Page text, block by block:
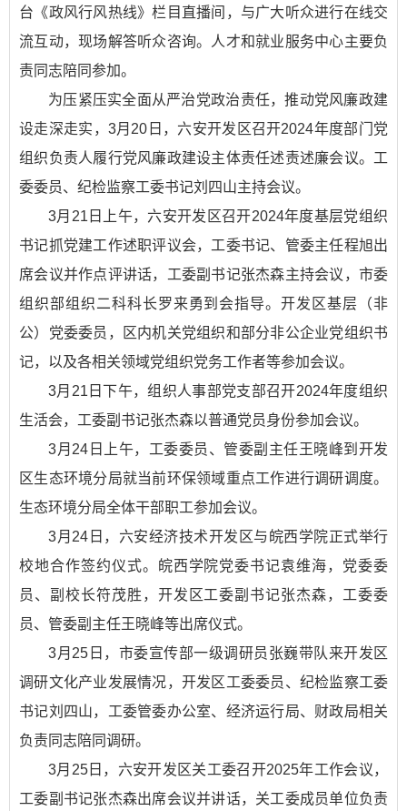
台《政风行风热线》栏目直播间，与广大听众进行在线交
流互动，现场解答听众咨询。人才和就业服务中心主要负
责同志陪同参加。
为压紧压实全面从严治党政治责任，推动党风廉政建
设走深走实，3月20日，六安开发区召开2024年度部门党
组织负责人履行党风廉政建设主体责任述责述廉会议。工
委委员、纪检监察工委书记刘四山主持会议。
3月21日上午，六安开发区召开2024年度基层党组织
书记抓党建工作述职评议会，工委书记、管委主任程旭出
席会议并作点评讲话，工委副书记张杰森主持会议，市委
组织部组织二科科长罗来勇到会指导。开发区基层（非
公）党委委员，区内机关党组织和部分非公企业党组织书
记，以及各相关领域党组织党务工作者等参加会议。
3月21日下午，组织人事部党支部召开2024年度组织
生活会，工委副书记张杰森以普通党员身份参加会议。
3月24日上午，工委委员、管委副主任王晓峰到开发
区生态环境分局就当前环保领域重点工作进行调研调度。
生态环境分局全体干部职工参加会议。
3月24日，六安经济技术开发区与皖西学院正式举行
校地合作签约仪式。皖西学院党委书记袁维海，党委委
员、副校长符茂胜，开发区工委副书记张杰森，工委委
员、管委副主任王晓峰等出席仪式。
3月25日，市委宣传部一级调研员张巍带队来开发区
调研文化产业发展情况，开发区工委委员、纪检监察工委
书记刘四山，工委管委办公室、经济运行局、财政局相关
负责同志陪同调研。
3月25日，六安开发区关工委召开2025年工作会议，
工委副书记张杰森出席会议并讲话，关工委成员单位负责